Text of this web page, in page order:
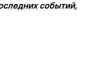
событий,